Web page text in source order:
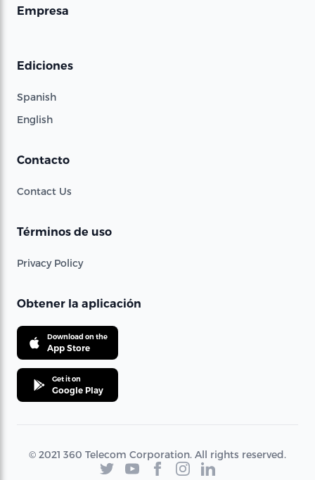
Empresa
Ediciones
Spanish
English
Contacto
Contact Us
Términos de uso
Privacy Policy
Obtener la aplicación
Download on the
App Store
Get it on
Google Play
© 2021 360 Telecom Corporation. All rights reserved.